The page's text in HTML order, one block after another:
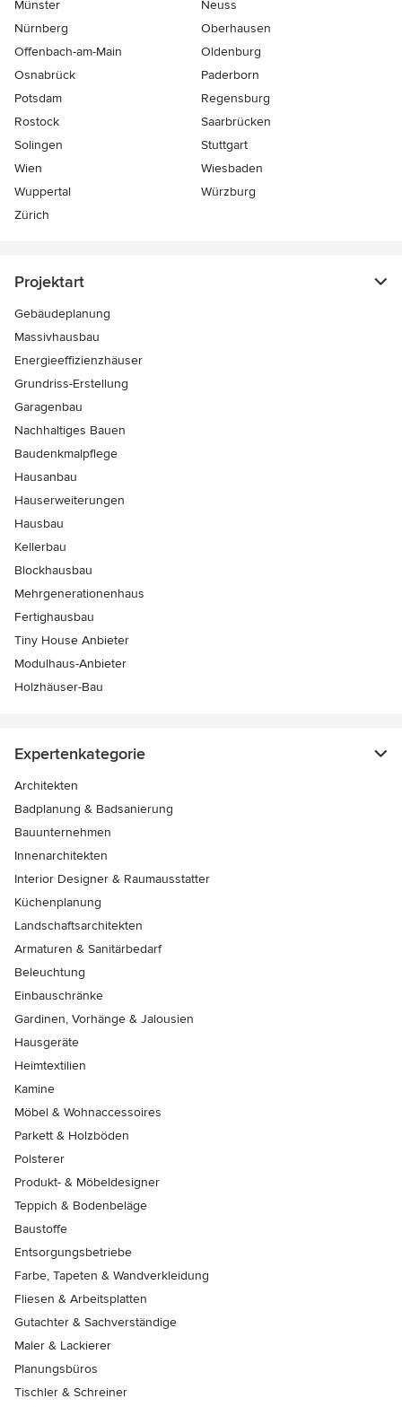
Münster
Neuss
Nürnberg
Oberhausen
Offenbach-am-Main
Oldenburg
Osnabrück
Paderborn
Potsdam
Regensburg
Rostock
Saarbrücken
Solingen
Stuttgart
Wien
Wiesbaden
Wuppertal
Würzburg
Zürich
Projektart
Gebäudeplanung
Massivhausbau
Energieeffizienzhäuser
Grundriss-Erstellung
Garagenbau
Nachhaltiges Bauen
Baudenkmalpflege
Hausanbau
Hauserweiterungen
Hausbau
Kellerbau
Blockhausbau
Mehrgenerationenhaus
Fertighausbau
Tiny House Anbieter
Modulhaus-Anbieter
Holzhäuser-Bau
Expertenkategorie
Architekten
Badplanung & Badsanierung
Bauunternehmen
Innenarchitekten
Interior Designer & Raumausstatter
Küchenplanung
Landschaftsarchitekten
Armaturen & Sanitärbedarf
Beleuchtung
Einbauschränke
Gardinen, Vorhänge & Jalousien
Hausgeräte
Heimtextilien
Kamine
Möbel & Wohnaccessoires
Parkett & Holzböden
Polsterer
Produkt- & Möbeldesigner
Teppich & Bodenbeläge
Baustoffe
Entsorgungsbetriebe
Farbe, Tapeten & Wandverkleidung
Fliesen & Arbeitsplatten
Gutachter & Sachverständige
Maler & Lackierer
Planungsbüros
Tischler & Schreiner